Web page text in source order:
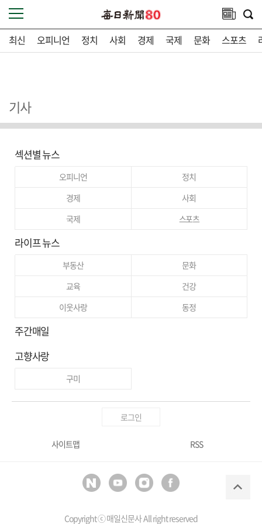
최신 오피니언 정치 사회 경제 국제 문화 스포츠
기사
섹션별 뉴스
오피니언
정치
경제
사회
국제
스포츠
라이프 뉴스
부동산
문화
교육
건강
이웃사랑
동정
주간매일
고향사랑
구미
로그인
사이트맵 RSS
Copyright ⓒ매일신문사All right reserved